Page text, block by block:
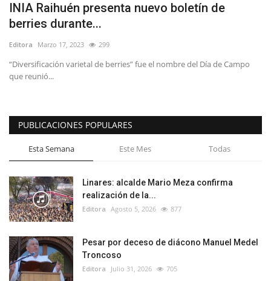
INIA Raihuén presenta nuevo boletín de
berries durante...
Editora Marzo 17, 2023 299
“Diversificación varietal de berries” fue el nombre del Día de Campo
que reunió...
PUBLICACIONES POPULARES
Esta Semana Este Mes Todas
Linares: alcalde Mario Meza confirma
realización de la...
Editora Agosto 5, 2026 877
Pesar por deceso de diácono Manuel Medel
Troncoso
Editora Julio 31, 2026 705